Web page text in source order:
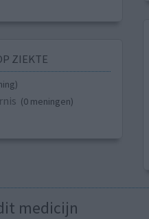
ZIEKTE
(0 meningen)
medicijn